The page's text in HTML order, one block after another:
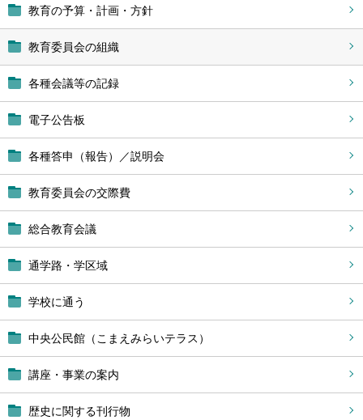
教育の予算・計画・方針
教育委員会の組織
各種会議等の記録
電子公告板
各種答申（報告）／説明会
教育委員会の交際費
総合教育会議
通学路・学区域
学校に通う
中央公民館（こまえみらいテラス）
講座・事業の案内
歴史に関する刊行物